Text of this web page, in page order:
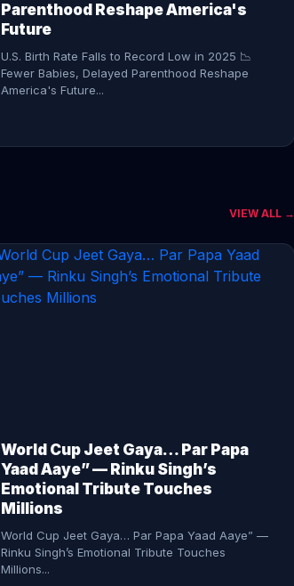
Parenthood Reshape America's
Future
U.S. Birth Rate Falls to Record Low in 2025 📉
Fewer Babies, Delayed Parenthood Reshape
America's Future...
CONTINUE READING →
VIEW ALL →
World Cup Jeet Gaya… Par Papa
Yaad Aaye” — Rinku Singh’s
Emotional Tribute Touches
Millions
World Cup Jeet Gaya… Par Papa Yaad Aaye” —
Rinku Singh’s Emotional Tribute Touches
Millions...